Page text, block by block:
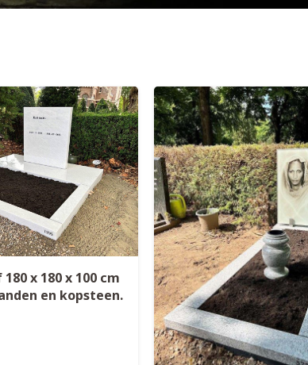
x 180 x 100 cm
en kopsteen.